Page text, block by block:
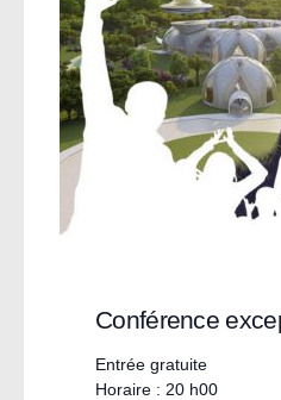
Conférence
Entrée gratuite
Horaire : 20 h00